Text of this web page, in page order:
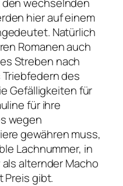
hier auf einem
Natürlich
Romanen auch
Streben nach
des
Gefälligkeiten für
für ihre
wegen
gewähren muss,
Lachnummer, in
alternder Macho
Preis gibt.